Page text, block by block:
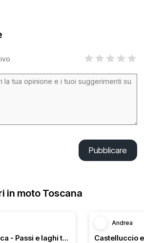
Pubblicare
in moto Toscana
Giro della domenica - Passi e laghi tosco emiliani
Andrea
Castelluccio